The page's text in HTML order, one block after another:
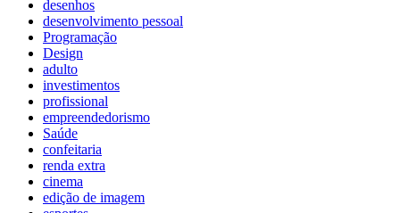
desenhos
desenvolvimento pessoal
Programação
Design
adulto
investimentos
profissional
empreendedorismo
Saúde
confeitaria
renda extra
cinema
edição de imagem